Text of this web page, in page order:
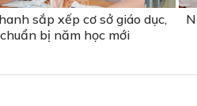
sắp xếp cơ sở giáo dục,
chuẩn bị năm học mới